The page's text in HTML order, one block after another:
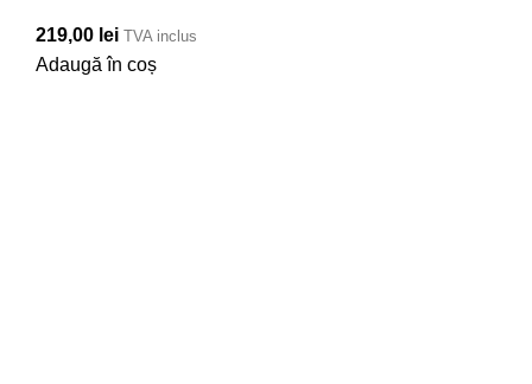
219,00 lei TVA inclus
Adaugă în coș